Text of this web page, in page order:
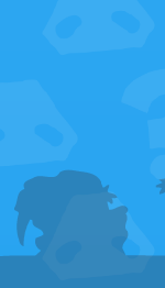
FOOTER
MENU